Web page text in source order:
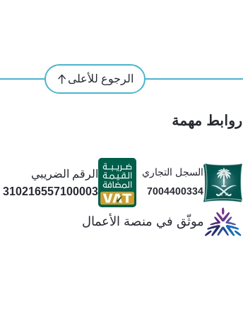
الرجوع للأعلى
روابط مهمة
السجل التجاري
7004400334
الرقم الضريبي
310216557100003
موثّق في منصة الأعمال